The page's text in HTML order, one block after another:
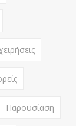
Παρουσίαση